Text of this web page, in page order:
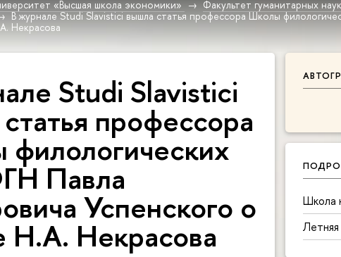
«Высшая школа экономики» Факультет гуманитарных наук
В журнале Studi Slavistici вышла статья профессора Школы
Некрасова
Школа
Studi Slavistici
профессора
Павла
Успенского о
Н.А. Некрасова